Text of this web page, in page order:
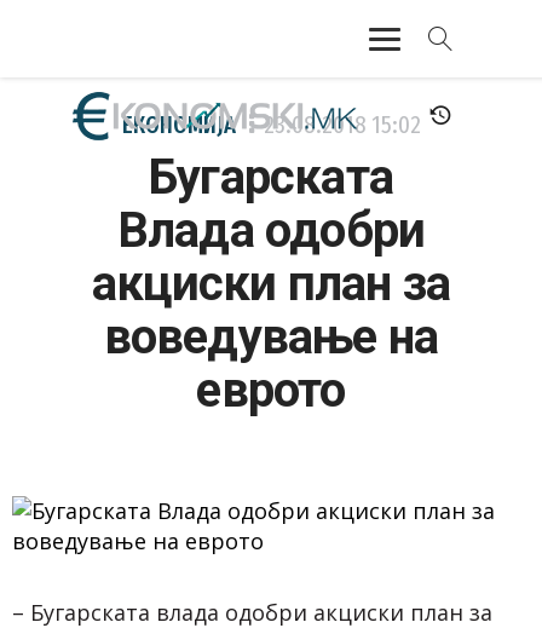
АКТУЕЛНО
ЕКОНОМИЈА
ФИНАНСИИ
БАНКАРСТВО
ЖИВОТ
ЕКОНОМИЈА 23.08.2018 15:02
Бугарската
Влада одобри
акциски план за
воведување на
еврото
– Бугарската влада одобри акциски план за